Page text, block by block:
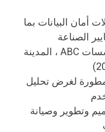
أمان البيانات بما
الصناعة
محلل بيانات ، مؤسسات ABC ، ​​المدينة
مطورة لغرض تحليل
وتطوير وصيانة